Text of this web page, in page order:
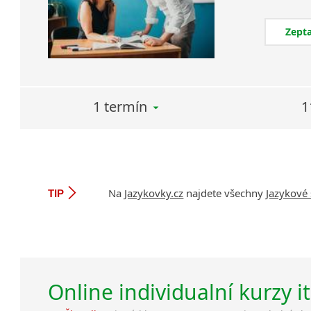
1 termín
TIP Na Jazykovky.cz najdete všechny
Online individualní kurzy